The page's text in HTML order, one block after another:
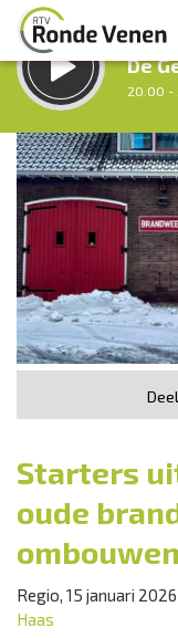
LUISTER
De
20.00 -
Vorig uur
Starters
oude
Regio, 15 januari
Haas